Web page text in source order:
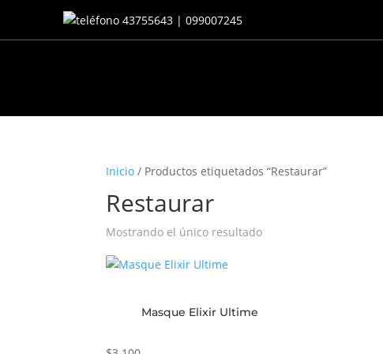
43755643 | 099007245
Inicio / Productos etiquetados “Restaurar”
Restaurar
Mostrando el único resultado
Masque Elixir Ultime